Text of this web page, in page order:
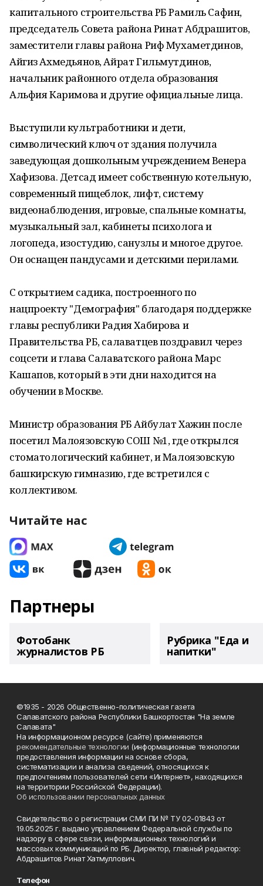
капитального строительства РБ Рамиль Сафин,
председатель Совета района Ринат Абдрашитов,
заместители главы района Риф Мухаметдинов,
Айгиз Ахмедьянов, Айрат Гильмутдинов,
начальник районного отдела образования
Альфия Каримова и другие официальные лица.
Выступили культработники и дети,
символический ключ от здания получила
заведующая дошкольным учреждением Венера
Хафизова. Детсад имеет собственную котельную,
современный пищеблок, лифт, систему
видеонаблюдения, игровые, спальные комнаты,
музыкальный зал, кабинеты психолога и
логопеда, изостудию, санузлы и многое другое.
Он оснащен пандусами и детскими перилами.
С открытием садика, построенного по
нацпроекту "Демография" благодаря поддержке
главы республики Радия Хабирова и
Правительства РБ, салаватцев поздравил через
соцсети и глава Салаватского района Марс
Кашапов, который в эти дни находится на
обучении в Москве.
Министр образования РБ Айбулат Хажин после
посетил Малоязовскую СОШ №1, где открылся
стоматологический кабинет, и Малоязовскую
башкирскую гимназию, где встретился с
коллективом.
Читайте нас
Партнеры
Фотобанк
журналистов РБ
Рубрика "Еда и
напитки"
©1935 - 2026 Общественно-политическая газета
Салаватского района Республики Башкортостан "На земле
Салавата"
На информационном ресурсе (сайте) применяются
рекомендательные технологии (информационные технологии
предоставления информации на основе сбора,
систематизации и анализа сведений, относящихся к
предпочтениям пользователей сети «Интернет», находящихся
на территории Российской Федерации).
Об использовании персональных данных
Свидетельство о регистрации СМИ ПИ № ТУ 02-01843 от
19.05.2025 г. выдано управлением Федеральной службы по
надзору в сфере связи, информационных технологий и
массовых коммуникаций по РБ. Директор, главный редактор:
Абдрашитов Ринат Хатмуллович.
Телефон